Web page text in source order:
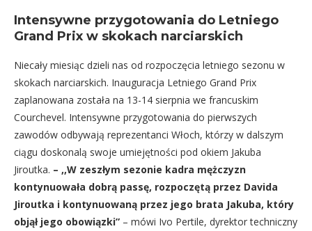
Intensywne przygotowania do Letniego
Grand Prix w skokach narciarskich
Niecały miesiąc dzieli nas od rozpoczęcia letniego sezonu w
skokach narciarskich. Inauguracja Letniego Grand Prix
zaplanowana została na 13-14 sierpnia we francuskim
Courchevel. Intensywne przygotowania do pierwszych
zawodów odbywają reprezentanci Włoch, którzy w dalszym
ciągu doskonalą swoje umiejętności pod okiem Jakuba
Jiroutka. – ,,W zeszłym sezonie kadra mężczyzn
kontynuowała dobrą passę, rozpoczętą przez Davida
Jiroutka i kontynuowaną przez jego brata Jakuba, który
objął jego obowiązki” – mówi Ivo Pertile, dyrektor techniczny